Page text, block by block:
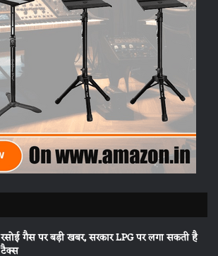
रसोई गैस पर बड़ी खबर, सरकार LPG पर लगा सकती है
टैक्स